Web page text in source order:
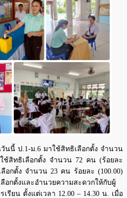
วันนี้ ป.1-ม.6 มาใช้สิทธิเลือกตั้ง จำนวน
ช้สิทธิเลือกตั้ง จำนวน 72 คน (ร้อยละ
อกตั้ง จำนวน 23 คน ร้อยละ (100.00)
อกตั้งและอำนวยความสะดวกให้กับผู้
รียน ตั้งแต่เวลา 12.00 – 14.30 น. เมื่อ